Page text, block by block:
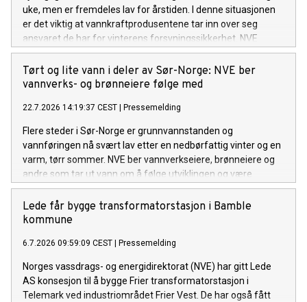
uke, men er fremdeles lav for årstiden. I denne situasjonen
er det viktig at vannkraftprodusentene tar inn over seg
ansvaret de har for vinterens forsyningssikkerhet. NVE
følger utviklingen av kraftsituasjonen, i tett dialog med
Statnett. Om nødvendig vil NVE innføre en
rapporteringsordning for kraftprodusentene.
Tørt og lite vann i deler av Sør-Norge: NVE ber
vannverks- og brønneiere følge med
22.7.2026 14:19:37 CEST Pressemelding
Flere steder i Sør-Norge er grunnvannstanden og
vannføringen nå svært lav etter en nedbørfattig vinter og en
varm, tørr sommer. NVE ber vannverkseiere, brønneiere og
andre som tar ut vann om å følge utviklingen og være
forberedt på å gjøre vannbesparende tiltak om det ikke
kommer mye regn de neste ukene.
Lede får bygge transformatorstasjon i Bamble
kommune
6.7.2026 09:59:09 CEST Pressemelding
Norges vassdrags- og energidirektorat (NVE) har gitt Lede
AS konsesjon til å bygge Frier transformatorstasjon i
Telemark ved industriområdet Frier Vest. De har også fått